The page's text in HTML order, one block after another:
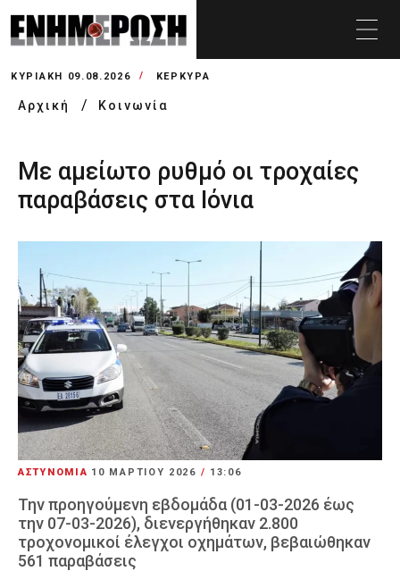
ΚΥΡΙΑΚΉ 09.08.2026 ΚΕΡΚΥΡΑ
Αρχική Κοινωνία
Με αμείωτο ρυθμό οι τροχαίες
παραβάσεις στα Ιόνια
ΑΣΤΥΝΟΜΙΑ 10 ΜΑΡΤΊΟΥ 2026 / 13:06
Την προηγούμενη εβδομάδα (01-03-2026 έως
την 07-03-2026), διενεργήθηκαν 2.800
τροχονομικοί έλεγχοι οχημάτων, βεβαιώθηκαν
561 παραβάσεις